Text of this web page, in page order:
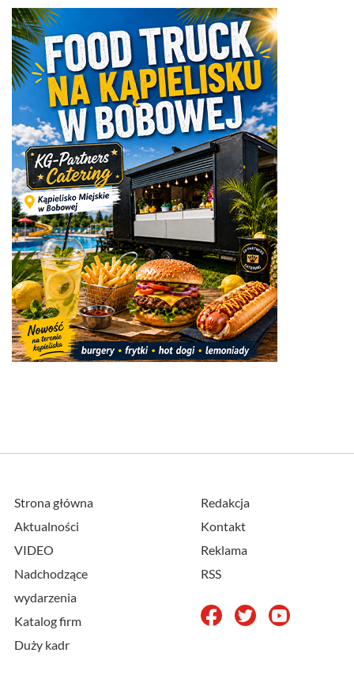
Strona główna
Aktualności
VIDEO
Nadchodzące
wydarzenia
Katalog firm
Duży kadr
Redakcja
Kontakt
Reklama
RSS